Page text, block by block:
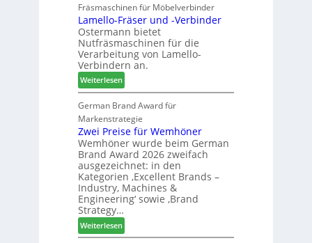
ta
l
i
s
i
e
r
s
i
c
h
H
u
b
t
e
x
s
t
e
l
l
e
n
a
u
s
u
o
l
ä
d
t
z
u
r
H
a
u
s
m
e
s
s
e
Fräsmaschinen für Möbelverbinder
Lamello-Fräser und -Verbinder
Ostermann bietet
Nutfräsmaschinen für die
Verarbeitung von Lamello-
Verbindern an.
Weiterlesen:
L
a
m
e
l
l
o
-
F
r
ä
s
German Brand Award für
Markenstrategie
Zwei Preise für Wemhöner
Wemhöner wurde beim German
Brand Award 2026 zweifach
ausgezeichnet: in den
Kategorien ‚Excellent Brands –
Industry, Machines &
Engineering‘ sowie ‚Brand
Strategy…
Weiterlesen:
Z